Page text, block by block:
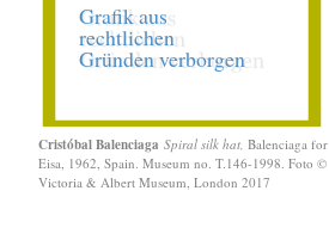
Cristóbal Balenciaga Spiral silk hat, Balenciaga for
Eisa, 1962, Spain. Museum no. T.146-1998. Foto ©
Victoria & Albert Museum, London 2017